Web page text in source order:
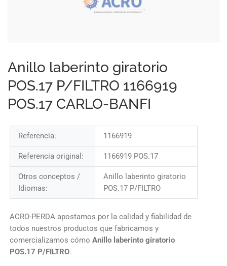
Anillo laberinto giratorio
POS.17 P/FILTRO 1166919
POS.17 CARLO-BANFI
Referencia: 1166919
Referencia original: 1166919 POS.17
Otros conceptos /
Idiomas:
Anillo laberinto giratorio
POS.17 P/FILTRO
ACRO-PERDA apostamos por la calidad y fiabilidad de
todos nuestros productos que fabricamos y
comercializamos cómo Anillo laberinto giratorio
POS.17 P/FILTRO.